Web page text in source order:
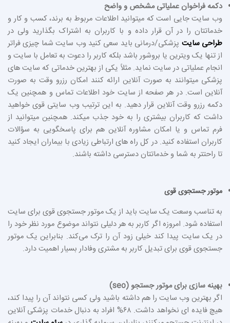
دکمه فراخوان عملیاتی مشخص و واضح
وب سایت جایی است که میتوانید اطلاعات مربوط به برند، کسب و کار و
خدماتتان را در آن قرار داده و با کاربران به اشتراک بگذارید ولی در
طراحی سایت پزشکی/درمانی باید سعی کنید وب سایت شما چیزی فراتر
از تنها یک ویترین یا بروشور باشد بلکه کاربر را دعوت به تعامل با سایت و
انجام عملیاتی در سایت نماید. مثلاً یکی از بهترین خدماتی که سایت های
پزشکی میتوانند به صورت آنلاین ارائه کنند امکان رزرو وقت به صورت
آنلاین است. در هر صفحه از سایت خود اطلاعات تماس و همچنین یک
دکمه رزرو وقت آنلاین قرار دهید. به این ترتیب وب سایتی قوی خواهید
داشت که کاربران بیشتری را به خود جذب میکند. همچنین میتوانید از
فرم تماس و یا امکان مشاوره آنلاین هم برای پاسخگویی به سؤالات
کاربران استفاده کنید. در کل راه های ارتباطی زیادی با بیماران ایجاد کنید
تا راحتتر به شما و خدماتتان دسترسی داشته باشند.
موتور جستجوی قوی
به تناسب وسعت یک سایت باید از یک موتور جستجوی قوی برای سایت
استفاده شود. امروزه اگر کاربر به هر دلیلی نتواند موضوع مورد نظر خود را
در یک سایت پیدا کند خیلی زود آن را ترک می‌کند. بنابراین یک موتور
جستجوی قوی برای تبدیل کاربر به مشتری وفادار بسیار اهمیت دارد.
بهینه سازی برای موتور جستجو (seo)
اگر بهترین وب سایت را هم داشته باشید ولی کسی نتواند آن را پیدا کند،
هیچ فایده ای نخواهد داشت. ۶۸% افراد به دنبال خدمات پزشکی آنلاین